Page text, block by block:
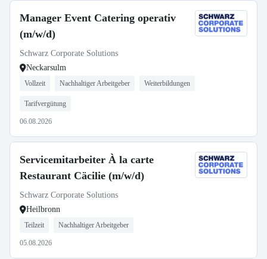
Manager Event Catering operativ
(m/w/d)
Schwarz Corporate Solutions
Neckarsulm
Vollzeit Nachhaltiger Arbeitgeber Weiterbildungen
Tarifvergütung
06.08.2026
Servicemitarbeiter À la carte
Restaurant Cäcilie (m/w/d)
Schwarz Corporate Solutions
Heilbronn
Teilzeit Nachhaltiger Arbeitgeber
05.08.2026